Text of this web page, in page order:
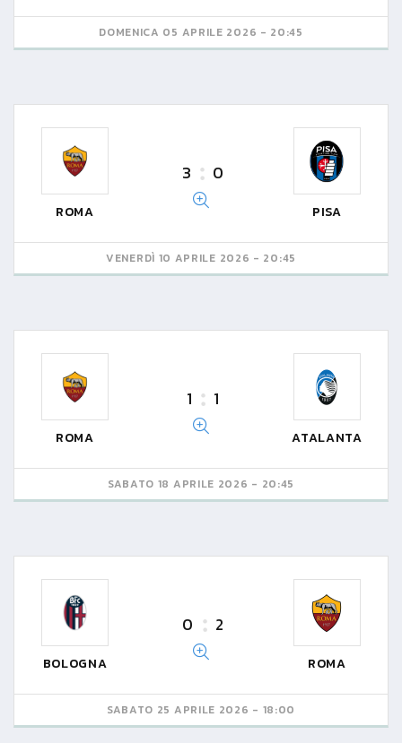
DOMENICA 05 APRILE 2026 - 20:45
ROMA
3 0
PISA
VENERDÌ 10 APRILE 2026 - 20:45
ROMA
1 1
ATALANTA
SABATO 18 APRILE 2026 - 20:45
BOLOGNA
0 2
ROMA
SABATO 25 APRILE 2026 - 18:00